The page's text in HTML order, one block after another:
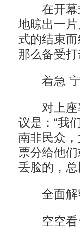
在开幕式
地晾出一
式的结束
那么备受
着急 宁
对上座率
议是：“我
南非民众
票分给他
丢脸的，总
全面解
空空看